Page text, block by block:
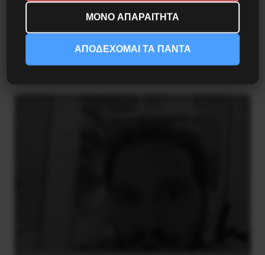
Η Φινλανδία στο ρυθμό του πολέμου
ΜΟΝΟ ΑΠΑΡΑΙΤΗΤΑ
ΑΠΟΔΕΧΟΜΑΙ ΤΑ ΠΑΝΤΑ